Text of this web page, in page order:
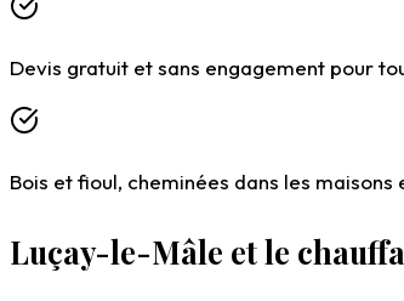
Devis gratuit et sans engagement pour
Bois et fioul, cheminées dans les maisons
Luçay-le-Mâle et le